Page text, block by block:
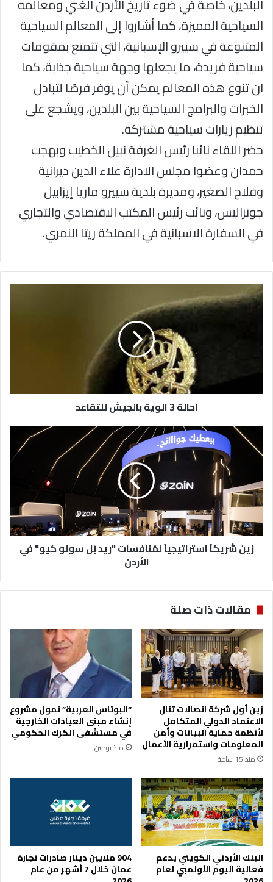
السياحية المميزة، كما أشاروا إلى المعالم السياحية
المتنوعة في سييرو الإسبانية، التي تتمتع بمقومات
سياحية فريدة، ما يجعلها وجهة سياحية جذابة، كما
ان تنوع هذه المعالم يمكن أن يوفر فرصًا لتبادل
الخبرات والبرامج السياحية بين البلدين، ويشجع على
تنظيم زيارات سياحية مشتركة.
حضر اللقاء نائبا رئيس الغرفة نبيل الخطيب وبهجت
حمدان وعضوا مجلس الادارة علاء الدين ديرانية
وفلاح الصغير، ومديرة بلدية سييرو ماريا إيزابيل
جونزاليس، ونائب رئيس المكتب الاقتصادي والتجاري
في السفارة الاسبانية في المملكة ريتا النمري.
احالة
3
احالة 3 الوية بالجيش للتقاعد
شريكاً
استراتيجياً
لمُنافسات
"ريد
بُل
سولو
كيو"
في
الأردن
زين شريكاً استراتيجياً لمُنافسات "ريد بُل سولو كيو" في
الأردن
مقالات ذات صلة
زين أول شركة اتصالات تنال
الاعتماد الدولي المتكامل
لأنظمة حماية البيانات وأمن
المعلومات واستمرارية الأعمال
منذ 15 ساعة
“البوتاس العربية” تمول مشروع
إنشاء مبنى العيادات الخارجية
في مستشفى الكرك الحكومي
منذ يومين
البنك الأردني الكويتي يدعم
فعالية اليوم الأولمبي لعام
904 ملايين دينار صادرات تجارة
عمان خلال 7 أشهر من عام